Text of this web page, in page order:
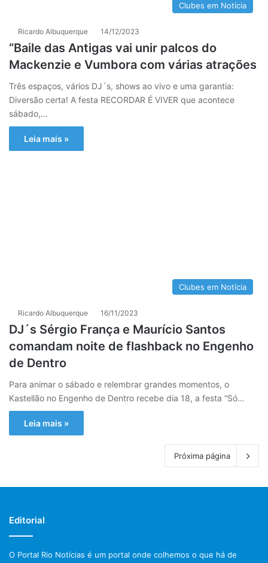
Clubes em Notícia
Ricardo Albuquerque 14/12/2023
“Baile das Antigas vai unir palcos do
Mackenzie e Vumbora com várias atrações
Três espaços, vários DJ´s, shows ao vivo e uma garantia:
Diversão certa! A festa RECORDAR É VIVER que acontece
sábado,…
Leia mais »
Clubes em Notícia
Ricardo Albuquerque 16/11/2023
DJ´s Sérgio França e Maurício Santos
comandam noite de flashback no Engenho
de Dentro
Para animar o sábado e relembrar grandes momentos, o
Kastellão no Engenho de Dentro recebe dia 18, a festa “Só…
Leia mais »
Próxima página
Editorial
O Portal Rio Notícias é um portal onde colhemos o que há de